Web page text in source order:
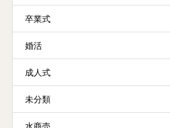
卒業式
婚活
成人式
未分類